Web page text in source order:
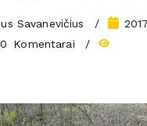
Savanevičius
0
Komentarai